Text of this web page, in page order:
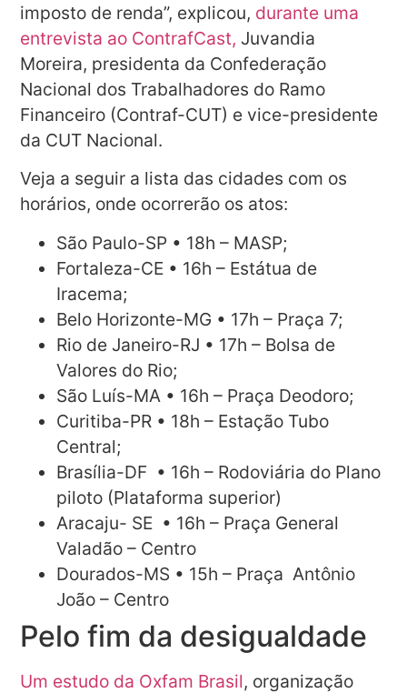
imposto de renda”, explicou, durante uma
entrevista ao ContrafCast, Juvandia
Moreira, presidenta da Confederação
Nacional dos Trabalhadores do Ramo
Financeiro (Contraf-CUT) e vice-presidente
da CUT Nacional.
Veja a seguir a lista das cidades com os
horários, onde ocorrerão os atos:
São Paulo-SP • 18h – MASP;
Fortaleza-CE • 16h – Estátua de
Iracema;
Belo Horizonte-MG • 17h – Praça 7;
Rio de Janeiro-RJ • 17h – Bolsa de
Valores do Rio;
São Luís-MA • 16h – Praça Deodoro;
Curitiba-PR • 18h – Estação Tubo
Central;
Brasília-DF • 16h – Rodoviária do Plano
piloto (Plataforma superior)
Aracaju- SE • 16h – Praça General
Valadão – Centro
Dourados-MS • 15h – Praça Antônio
João – Centro
Pelo fim da desigualdade
Um estudo da Oxfam Brasil, organização